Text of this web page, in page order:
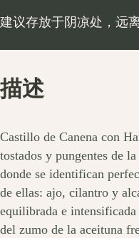
建议存放于阴凉处，远
描述
Castillo de Canena con
tostados y pungentes de
donde se identifican
de ellas: ajo, cilantro y
equilibrada e
del zumo de la aceituna